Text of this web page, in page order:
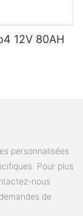
12V 80AH
personnalisées
Pour plus
nous
de